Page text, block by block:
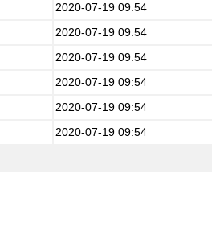
2020-07-19 09:54
2020-07-19 09:54
2020-07-19 09:54
2020-07-19 09:54
2020-07-19 09:54
2020-07-19 09:54